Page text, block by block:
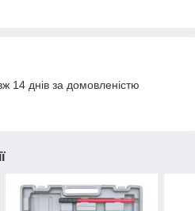
14 днів за домовленістю